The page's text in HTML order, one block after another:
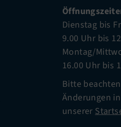
Dienstag bis
9.00 Uhr bis
Montag/
16.00 Uhr bis
Bitte
Änderungen
unserer